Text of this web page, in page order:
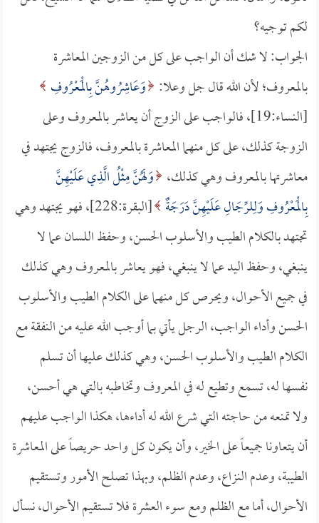
لكم توجيه؟
الجواب: لا شك أن الواجب على كل من الزوجين المعاشرة
بالمعروف؛ لأن الله قال جل وعلا: وَعَاشِرُوهُنَّ بِالْمَعْرُوفِ
[النساء:19]، فالواجب على الزوج أن يعاشر بالمعروف وعلى
الزوجة كذلك، على كل منهما المعاشرة بالمعروف، فالزوج يجتهد في
معاشرتها بالمعروف وهي كذلك، وَلَهُنَّ مِثْلُ الَّذِي عَلَيْهِنَّ
بِالْمَعْرُوفِ وَلِلرِّجَالِ عَلَيْهِنَّ دَرَجَةٌ
[البقرة:228]، فهو يجتهد وهي
تجتهد بالكلام الطيب والأسلوب الحسن، وحفظ اللسان عما لا
ينبغي، وحفظ اليد عما لا ينبغي، فهو يعاشر بالمعروف وهي كذلك
في جميع الأحوال، ويحرص كل منهما على الكلام الطيب والأسلوب
الحسن وأداء الواجب، الرجل يأتي بما أوجب الله عليه من النفقة مع
الكلام الطيب والأسلوب الحسن، وهي كذلك عليها أن تسلم
نفسها له، تسمع وتطيع له في المعروف وتخاطبه بالتي هي أحسن،
ولا تمنعه من حاجته التي شرع الله له أداءها، هكذا الواجب عليهم
أن يتعاونا جميعاً على الخير، وأن يكون كل واحد حريصاً على المعاشرة
الطيبة، وعدم النزاع، وعدم الظلم، وبهذا تصلح الأمور وتستقيم
الأحوال، أما مع الظلم ومع سوء العشرة فلا تستقيم الأحوال، نسأل